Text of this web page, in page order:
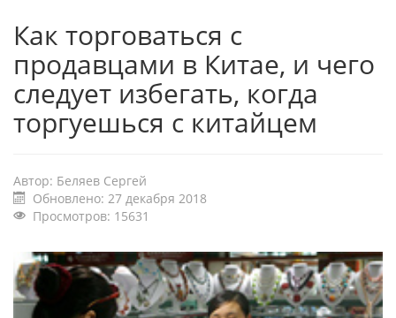
Как торговаться с
продавцами в Китае, и чего
следует избегать, когда
торгуешься с китайцем
Автор: Беляев Сергей
Обновлено: 27 декабря 2018
Просмотров: 15631